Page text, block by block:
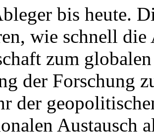
bis heute.
wie schnell die
zum
der Forschung
der
Austausch